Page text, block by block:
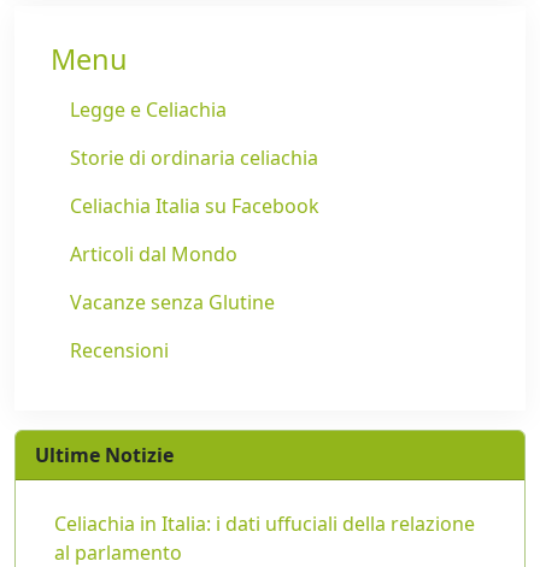
Menu
Legge e Celiachia
Storie di ordinaria celiachia
Celiachia Italia su Facebook
Articoli dal Mondo
Vacanze senza Glutine
Recensioni
Ultime Notizie
Celiachia in Italia: i dati uffuciali della relazione
al parlamento